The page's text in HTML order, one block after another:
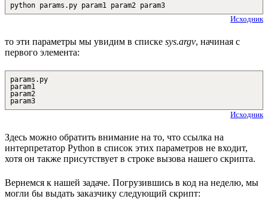
python params.py param1 param2 param3
Исходник
то эти параметры мы увидим в списке sys.argv, начиная с
первого элемента:
params.py
param1
param2
param3
Исходник
Здесь можно обратить внимание на то, что ссылка на
интерпретатор Python в список этих параметров не входит,
хотя он также присутствует в строке вызова нашего скрипта.
Вернемся к нашей задаче. Погрузившись в код на неделю, мы
могли бы выдать заказчику следующий скрипт: